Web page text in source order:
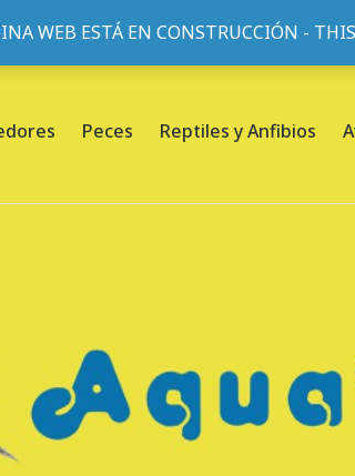
WEB ESTÁ EN CONSTRUCCIÓN -
08013 Barcelona |Sobre nosotros
Peces Reptiles y Anfibios